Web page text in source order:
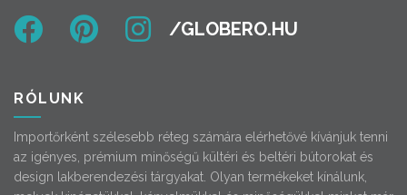
RÓLUNK
Importőrként szélesebb réteg számára elérhetővé kívánjuk tenni
az igényes, prémium minőségű kültéri és beltéri bútorokat és
design lakberendezési tárgyakat. Olyan termékeket kínálunk,